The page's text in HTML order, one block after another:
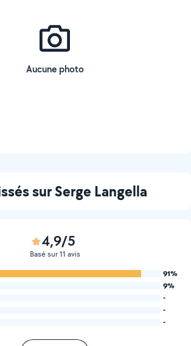
Aucune photo
sur Serge Langella
4,9/5
Basé sur 11 avis
91%
9%
-
-
-